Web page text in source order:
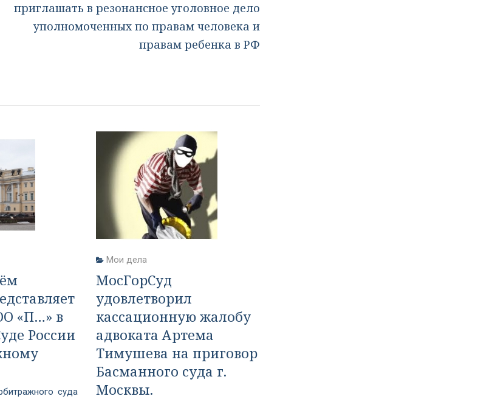
приглашать в резонансное уголовное дело
уполномоченных по правам человека и
правам ребенка в РФ
«П…» в
России
суда
Мои дела
МосГорСуд
удовлетворил
кассационную жалобу
адвоката Артема
Тимушева на приговор
Басманного суда г.
Москвы.